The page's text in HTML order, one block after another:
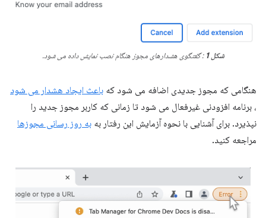
شکل 1 : گفتگوی هشدارهای مجوز هنگام نصب نمایش داده می شود.
هنگامی که مجوز جدیدی اضافه می شود که باعث ایجاد هشدار می شود
، برنامه افزودنی غیرفعال می شود تا زمانی که کاربر مجوز جدید را
نپذیرد. برای آشنایی با نحوه آزمایش این رفتار به به روز رسانی مجوزها
مراجعه کنید.